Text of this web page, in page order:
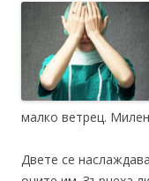
малко ветрец.
Двете се